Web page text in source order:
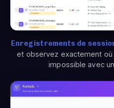
Enregistrements de
et observez exactement
impossible avec